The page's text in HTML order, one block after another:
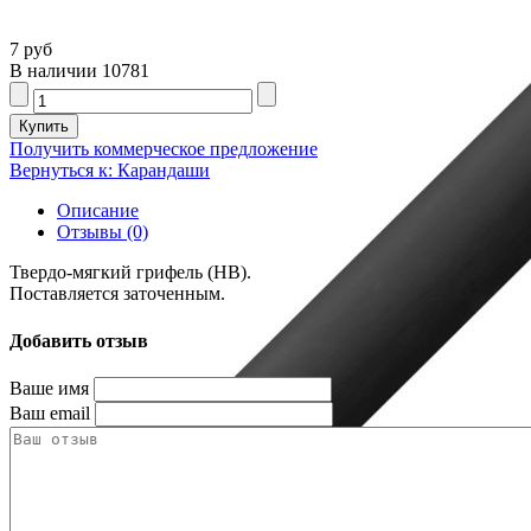
7 руб
В наличии 10781
Получить коммерческое предложение
Вернуться к: Карандаши
Описание
Отзывы (0)
Твердо-мягкий грифель (HB).
Поставляется заточенным.
Добавить отзыв
Ваше имя
Ваш email